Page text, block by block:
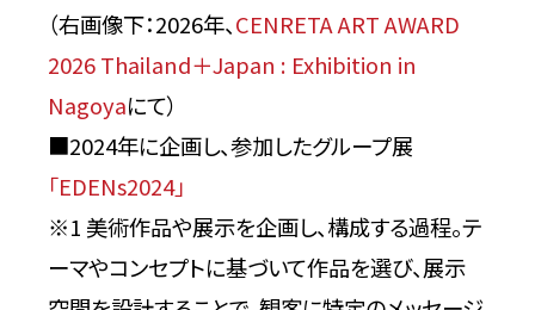
（右画像下：2026年、CENRETA ART AWARD
2026 Thailand＋Japan : Exhibition in
Nagoyaにて）
■2024年に企画し、参加したグループ展
「EDENs2024」
※1 美術作品や展示を企画し、構成する過程。テ
ーマやコンセプトに基づいて作品を選び、展示